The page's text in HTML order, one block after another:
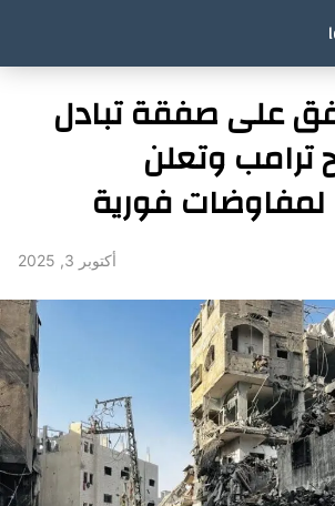
على صفقة تبادل
وتعلن
لمفاوضات فورية
أكتوبر 3, 2025